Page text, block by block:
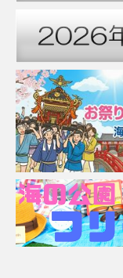
10:00 PM
11:00 PM